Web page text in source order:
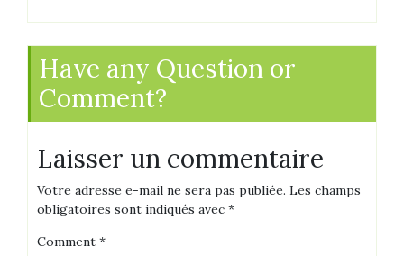
Have any Question or
Comment?
Laisser un commentaire
Votre adresse e-mail ne sera pas publiée. Les champs
obligatoires sont indiqués avec *
Comment *